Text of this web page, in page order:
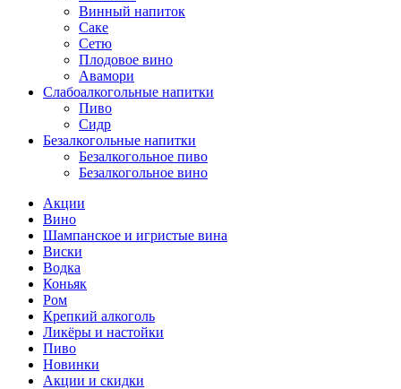
Винный напиток
Саке
Сетю
Плодовое вино
Авамори
Слабоалкогольные напитки
Пиво
Сидр
Безалкогольные напитки
Безалкогольное пиво
Безалкогольное вино
Акции
Вино
Шампанское и игристые вина
Виски
Водка
Коньяк
Ром
Крепкий алкоголь
Ликёры и настойки
Пиво
Новинки
Акции и скидки